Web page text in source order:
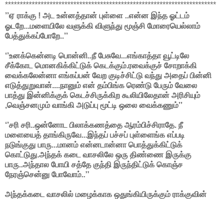
***********************************************************************
’’ஏ ராக்கு ! அட உன்னத்தான் புள்ளை ..என்ன இந்த ஓட்டம்
ஓடறே...மளையிலே வளுக்கி விளுந்து மூஞ்சி மோரையெல்லாம்
பேத்துக்கப்போறே..’’
‘’உனக்கென்னடி பொன்னி..நீ பேசுவே...எங்காத்தா வூட்டிலே
சீக்கோட மொனகிக்கிட்டுக் கெடக்கும்.ரவைக்குச் சோறாக்கி
வைக்கலேன்னா எங்கப்பன் வேற குடிச்சிட்டு வந்து அதைப் பின்னி
எடுத்துறுவான்....நானும் என் தம்பிங்க ரெண்டு பேரும் வேலை
பாத்து இன்னிக்குக் கெடச்சிருக்கிற கூலியிலேதான் அரிசியும்
,வெஞ்சனமும் வாங்கி அடுப்பு மூட்டி ஒலை வைக்கணும்’’
‘’சரி சரி..ஒன்னோட பிலாக்கணத்தை ஆரம்பிச்சிராதே. நீ
மளையைத் தாங்கிருவே...இந்தப் பச்சப் புள்ளைங்க எப்படி
நடுங்குது பாரு...மானம் என்னடான்னா பொத்துக்கிட்டுக்
கொட்டுது.அந்தக் கடை வாசலிலே ஒரு திண்ணை இருக்கு
பாரு..அந்தால போயி சத்தே குந்தி இருந்திட்டுக் கொஞ்ச
நேரஞ்சென்னு போவோம்..’’
அந்தக்கடை வாசலில் மழைக்காக ஒதுங்கியிருக்கும் ராக்குவின்